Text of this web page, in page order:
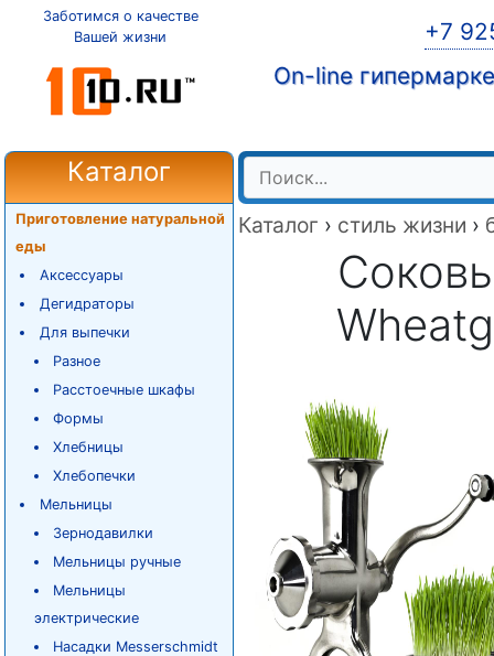
Заботимся о качестве
Вашей жизни
+7
On-line
Каталог
Приготовление натуральной
еды
Аксессуары
Дегидраторы
Для выпечки
Разное
Расстоечные шкафы
Формы
Хлебницы
Хлебопечки
Мельницы
Зернодавилки
Мельницы ручные
Мельницы
электрические
Насадки Messerschmidt
Каталог › стиль жизни ›